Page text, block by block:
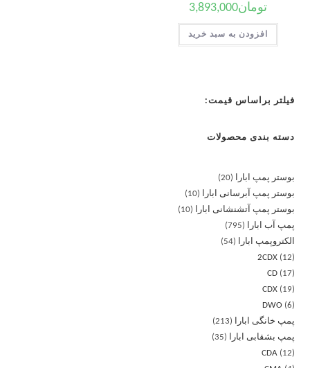
تومان3,893,000
افزودن به سبد خرید
فیلتر براساس قیمت:
دسته بندی محصولات
بوستر پمپ ابارا
20
بوستر پمپ آبرسانی ابارا
10
بوستر پمپ آتشنشانی ابارا
10
پمپ آب ابارا
795
الکتروپمپ ابارا
54
2CDX
12
CD
17
CDX
19
DWO
6
پمپ خانگی ابارا
213
پمپ بشقابی ابارا
35
CDA
12